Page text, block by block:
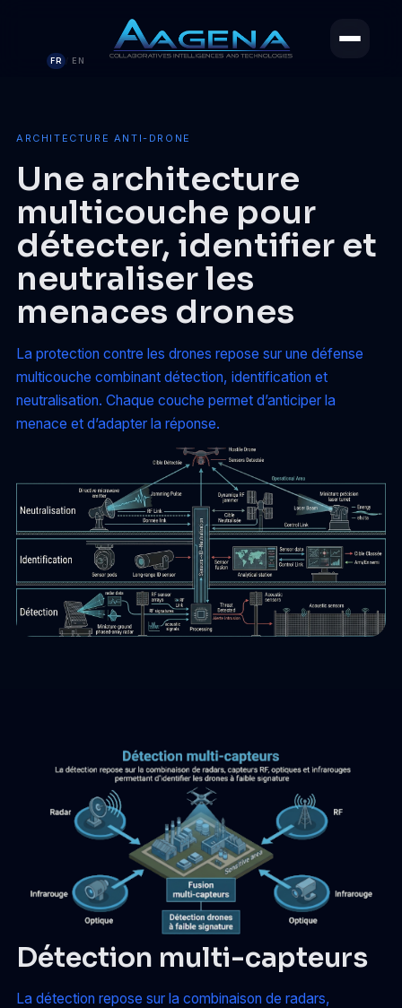
FR / EN
ARCHITECTURE ANTI-DRONE
Une architecture
multicouche pour
détecter, identifier et
neutraliser les
menaces drones
La protection contre les drones repose sur une défense
multicouche combinant détection, identification et
neutralisation. Chaque couche permet d’anticiper la
menace et d’adapter la réponse.
Détection multi-capteurs
La détection repose sur la combinaison de radars,